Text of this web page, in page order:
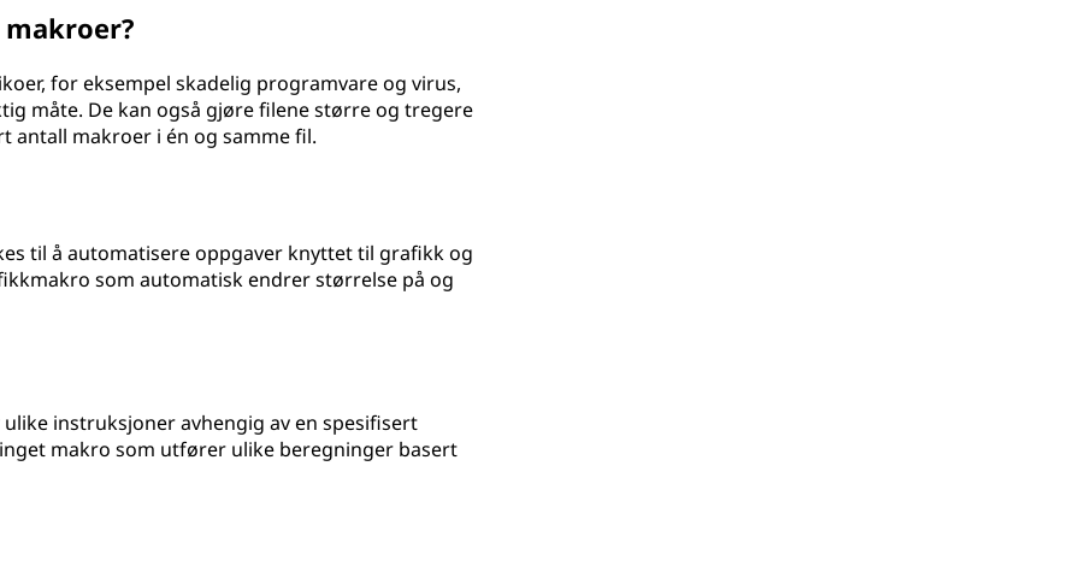
for eksempel skadelig programvare og virus,
måte. De kan også gjøre filene større og tregere
antall makroer i én og samme fil.
til å automatisere oppgaver knyttet til grafikk og
som automatisk endrer størrelse på og
instruksjoner avhengig av en spesifisert
makro som utfører ulike beregninger basert